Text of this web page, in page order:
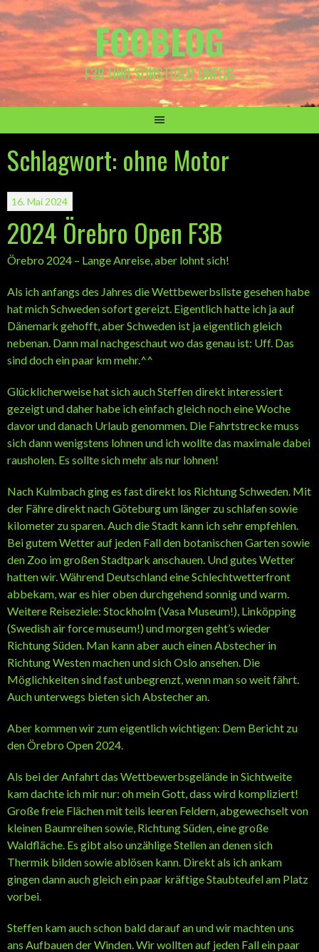
Springe
zum
Inhalt
FOOBLOG
F3B UND SONSTIGER UNFUG
Schlagwort: ohne Motor
16. Mai 2024
2024 Örebro Open F3B
Örebro 2024 – Lange Anreise, aber lohnt sich!
Als ich anfangs des Jahres die Wettbewerbsliste gesehen habe
hat mich Schweden sofort gereizt. Eigentlich hatte ich ja auf
Dänemark gehofft, aber Schweden ist ja eigentlich gleich
nebenan. Dann mal nachgeschaut wo das genau ist: Uff. Das
sind doch ein paar km mehr.^^
Glücklicherweise hat sich auch Steffen direkt interessiert
gezeigt und daher habe ich einfach gleich noch eine Woche
davor und danach Urlaub genommen. Die Fahrtstrecke muss
sich dann wenigstens lohnen und ich wollte das maximale dabei
rausholen. Es sollte sich mehr als nur lohnen!
Nach Kulmbach ging es fast direkt los Richtung Schweden. Mit
der Fähre direkt nach Göteburg um länger zu schlafen sowie
kilometer zu sparen. Auch die Stadt kann ich sehr empfehlen.
Bei gutem Wetter auf jeden Fall den botanischen Garten sowie
den Zoo im großen Stadtpark anschauen. Und gutes Wetter
hatten wir. Während Deutschland eine Schlechtwetterfront
abbekam, war es hier oben durchgehend sonnig und warm.
Weitere Reiseziele: Stockholm (Vasa Museum!), Linköpping
(Swedish air force museum!) und morgen geht’s wieder
Richtung Süden. Man kann aber auch einen Abstecher in
Richtung Westen machen und sich Oslo ansehen. Die
Möglichkeiten sind fast unbegrenzt, wenn man so weit fährt.
Auch unterwegs bieten sich Abstecher an.
Aber kommen wir zum eigentlich wichtigen: Dem Bericht zu
den Örebro Open 2024.
Als bei der Anfahrt das Wettbewerbsgelände in Sichtweite
kam dachte ich mir nur: oh mein Gott, dass wird kompliziert!
Große freie Flächen mit teils leeren Feldern, abgewechselt von
kleinen Baumreihen sowie, Richtung Süden, eine große
Waldfläche. Es gibt also unzählige Stellen an denen sich
Thermik bilden sowie ablösen kann. Direkt als ich ankam
gingen dann auch gleich ein paar kräftige Staubteufel am Platz
vorbei.
Steffen kam auch schon bald darauf an und wir machten uns
ans Aufbauen der Winden. Wir wollten auf jeden Fall ein paar